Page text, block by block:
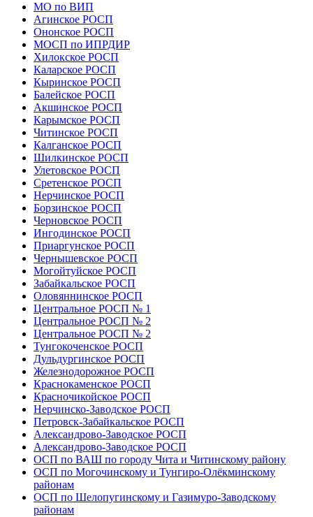
МО по ВИП
Агинское РОСП
Ононское РОСП
МОСП по ИПРДИР
Хилокское РОСП
Каларское РОСП
Кыринское РОСП
Балейское РОСП
Акшинское РОСП
Карымское РОСП
Читинское РОСП
Калганское РОСП
Шилкинское РОСП
Улетовское РОСП
Сретенское РОСП
Нерчинское РОСП
Борзинское РОСП
Черновское РОСП
Ингодинское РОСП
Приаргунское РОСП
Чернышевское РОСП
Могойтуйское РОСП
Забайкальское РОСП
Оловяннинское РОСП
Центральное РОСП № 1
Центральное РОСП № 2
Центральное РОСП № 2
Тунгокоченское РОСП
Дульдургинское РОСП
Железнодорожное РОСП
Краснокаменское РОСП
Красночикойское РОСП
Нерчинско-Заводское РОСП
Петровск-Забайкальское РОСП
Александрово-Заводское РОСП
Александрово-Заводское РОСП
ОСП по ВАШ по городу Чита и Читинскому району
ОСП по Могочинскому и Тунгиро-Олёкминскому
районам
ОСП по Шелопугинскому и Газимуро-Заводскому
районам